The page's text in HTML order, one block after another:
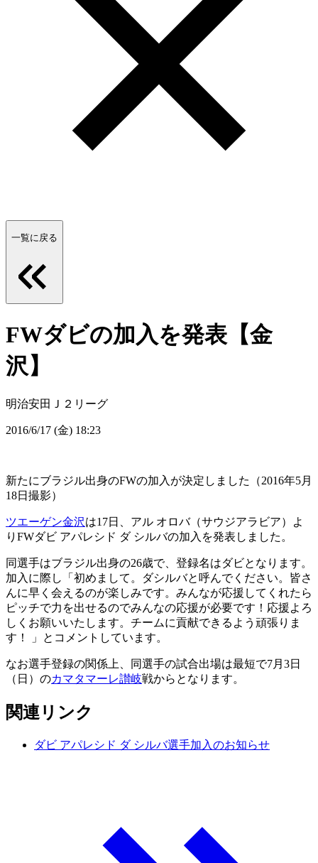
一覧に戻る
FWダビの加入を発表【金
沢】
明治安田Ｊ２リーグ
2016/6/17 (金) 18:23
新たにブラジル出身のFWの加入が決定しました（2016年5月
18日撮影）
ツエーゲン金沢は17日、アル オロバ（サウジアラビア）よ
りFWダビ アパレシド ダ シルバの加入を発表しました。
同選手はブラジル出身の26歳で、登録名はダビとなります。
加入に際し「初めまして。ダシルバと呼んでください。皆さ
んに早く会えるのが楽しみです。みんなが応援してくれたら
ピッチで力を出せるのでみんなの応援が必要です！応援よろ
しくお願いいたします。チームに貢献できるよう頑張りま
す！ 」とコメントしています。
なお選手登録の関係上、同選手の試合出場は最短で7月3日
（日）のカマタマーレ讃岐戦からとなります。
関連リンク
ダビ アパレシド ダ シルバ選手加入のお知らせ